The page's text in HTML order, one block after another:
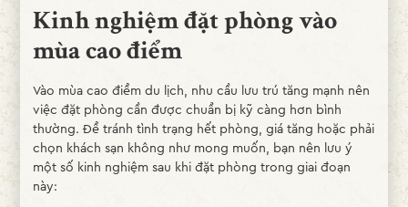
Kinh nghiệm đặt phòng vào
mùa cao điểm
Vào mùa cao điểm du lịch, nhu cầu lưu trú tăng mạnh nên
việc đặt phòng cần được chuẩn bị kỹ càng hơn bình
thường. Để tránh tình trạng hết phòng, giá tăng hoặc phải
chọn khách sạn không như mong muốn, bạn nên lưu ý
một số kinh nghiệm sau khi đặt phòng trong giai đoạn
này: